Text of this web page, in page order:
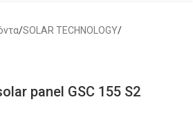
/SOLAR TECHNOLOGY/
panel GSC 155 S2